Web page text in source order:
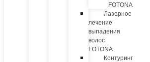
FOTONA
Лазерное
лечение
выпадения
волос
FOTONA
Контуринг